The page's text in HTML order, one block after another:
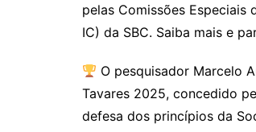
pelas Comissões
IC) da SBC. Saiba mais e
O pesquisador Marcelo
Tavares 2025, concedido
defesa dos princípios da